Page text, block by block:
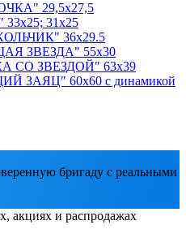
29,5х27,5
33х25; 31х25
36х29.5
ЗВЕЗДА" 55х30
СО ЗВЕЗДОЙ" 63х39
ЗАЯЦ" 60х60 с динамикой
бригаду с реальными
акциях и распродажах